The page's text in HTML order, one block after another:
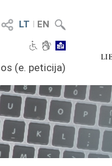
LT I EN
(e. peticija)